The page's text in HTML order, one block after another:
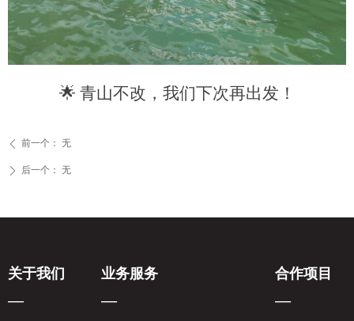
🌟 青山不改，我们下次再出发！
ꄴ 前一个： 无
ꄲ 后一个： 无
关于我们
—
业务服务
—
合作项目
—